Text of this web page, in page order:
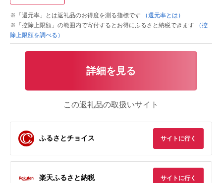
※「還元率」とは返礼品のお得度を測る指標です
（還元率とは）
※「控除上限額」の範囲内で寄付するとお得にふるさと納税できます
（控
除上限額を調べる）
詳細を見る
この返礼品の取扱いサイト
ふるさとチョイス サイトに行く
楽天ふるさと納税 サイトに行く